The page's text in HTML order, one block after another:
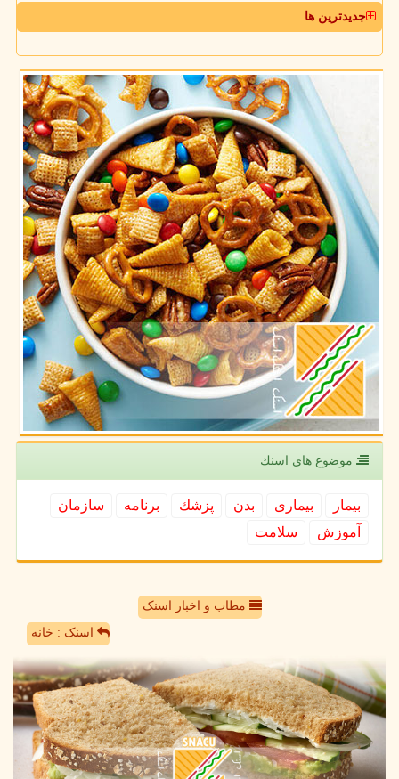
جدیدترین ها
موضوع های اسنك
بیمار بیماری بدن پزشك برنامه
سازمان
آموزش
سلامت
مطاب و اخبار اسنک
اسنک : خانه